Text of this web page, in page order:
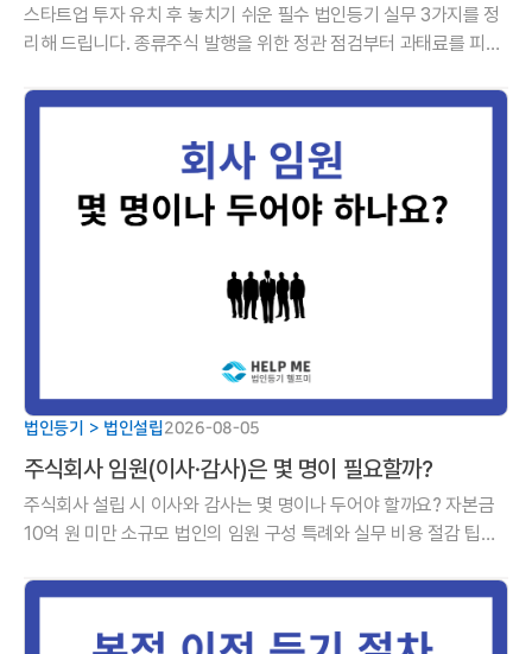
스타트업 투자 유치 후 놓치기 쉬운 필수 법인등기 실무 3가지를 정
리해 드립니다. 종류주식 발행을 위한 정관 점검부터 과태료를 피하
를 완성하는 핵심 실
법인등기 > 법인설립2026-08-05
주식회사 임원(이사·감사)은 몇 명이 필요할까?
주식회사 설립 시 이사와 감사는 몇 명이나 두어야 할까요? 자본금
10억 원 미만 소규모 법인의 임원 구성 특례와 실무 비용 절감 팁을